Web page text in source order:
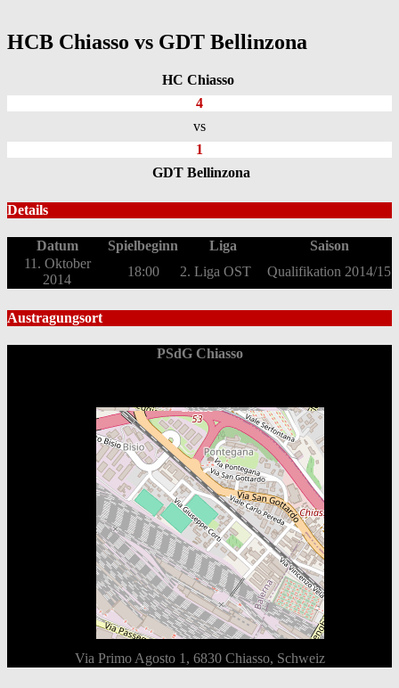
HCB Chiasso vs GDT Bellinzona
HC Chiasso
4
vs
1
GDT Bellinzona
Details
Datum Spielbeginn Liga
Saison
11. Oktober
2014
18:00 2. Liga OST Qualifikation 2014/15
Austragungsort
PSdG Chiasso
Via Primo Agosto 1, 6830 Chiasso, Schweiz